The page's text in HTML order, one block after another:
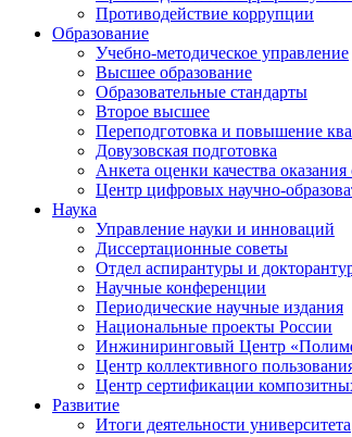
Противодействие коррупции
Образование
Учебно-методическое управление
Высшее образование
Образовательные стандарты
Второе высшее
Переподготовка и повышение
Довузовская подготовка
Анкета оценки качества
Центр цифровых научно-
Наука
Управление науки и инноваций
Диссертационные советы
Отдел аспирантуры и
Научные конференции
Периодические научные издания
Национальные проекты России
Инжиниринговый Центр
Центр коллективного
Центр сертификации
Развитие
Итоги деятельности университета